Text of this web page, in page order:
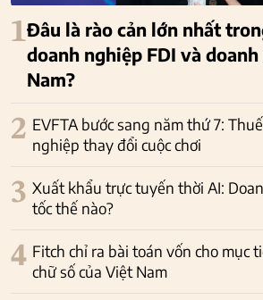
1Đâu là rào cản lớn nhất
doanh nghiệp FDI và
Nam?
2 EVFTA bước sang năm thứ 7:
nghiệp thay đổi cuộc chơi
3 Xuất khẩu trực tuyến thời AI:
tốc thế nào?
4 Fitch chỉ ra bài toán vốn cho mục
chữ số của Việt Nam